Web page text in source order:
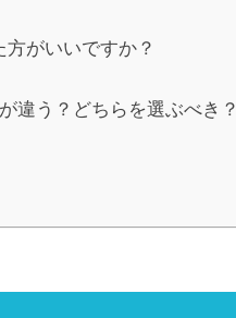
がいいですか？
違う？どちらを選ぶべき？